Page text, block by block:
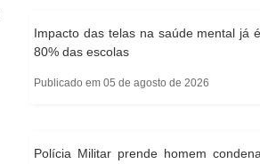
Impacto das telas na saúde mental já
80% das escolas
Publicado em 05 de agosto de 2026
Polícia Militar prende homem